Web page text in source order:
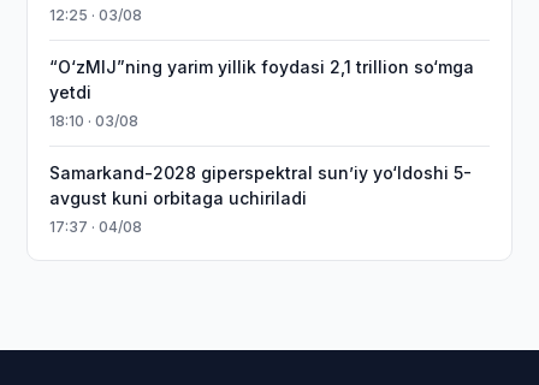
12:25 · 03/08
“O‘zMIJ”ning yarim yillik foydasi 2,1 trillion so‘mga
yetdi
18:10 · 03/08
Samarkand-2028 giperspektral sun’iy yo‘ldoshi 5-
avgust kuni orbitaga uchiriladi
17:37 · 04/08